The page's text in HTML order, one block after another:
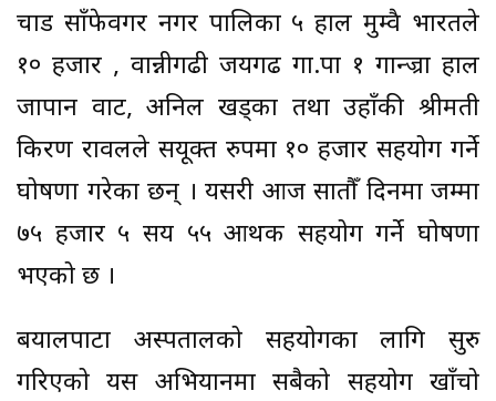
चाड साँफेवगर नगर पालिका ५ हाल मुम्वै भारतले
१० हजार , वान्नीगढी जयगढ गा.पा १ गान्ज्रा हाल
जापान वाट, अनिल खड्का तथा उहाँकी श्रीमती
किरण रावलले सयूक्त रुपमा १० हजार सहयोग गर्ने
घोषणा गरेका छन् । यसरी आज सातौँ दिनमा जम्मा
७५ हजार ५ सय ५५ आर्थिक सहयोग गर्ने घोषणा
भएको छ ।
बयालपाटा अस्पतालको सहयोगका लागि सुरु
गरिएको यस अभियानमा सबैको सहयोग खाँचो